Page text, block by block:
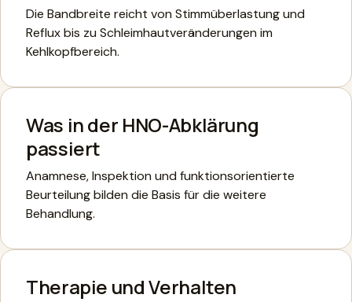
Die Bandbreite reicht von Stimmüberlastung und
Reflux bis zu Schleimhautveränderungen im
Kehlkopfbereich.
Was in der HNO-Abklärung
passiert
Anamnese, Inspektion und funktionsorientierte
Beurteilung bilden die Basis für die weitere
Behandlung.
Therapie und Verhalten